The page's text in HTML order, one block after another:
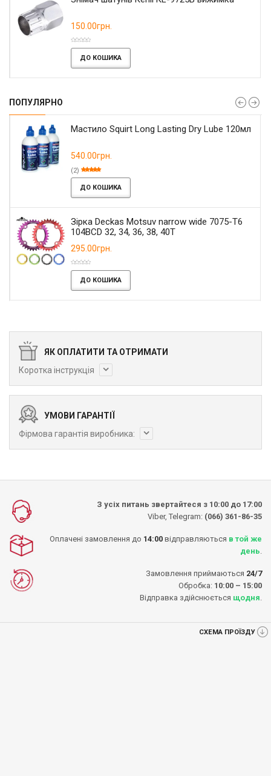
150.00грн.
ДО КОШИКА
ПОПУЛЯРНО
Мастило Squirt Long Lasting Dry Lube 120мл
540.00грн.
(2)
ДО КОШИКА
Зірка Deckas Motsuv narrow wide 7075-T6
104BCD 32, 34, 36, 38, 40T
295.00грн.
ДО КОШИКА
ЯК ОПЛАТИТИ ТА ОТРИМАТИ
Коротка інструкція
УМОВИ ГАРАНТІЇ
Фірмова гарантія виробника:
З усіх питань звертайтеся з 10:00 до 17:00
Viber, Telegram: (066) 361-86-35
Оплачені замовлення до 14:00 відправляються в той же
день
Замовлення приймаються 24/7
Обробка: 10:00 – 15:00
Відправка здійснюється щодня
СХЕМА ПРОЇЗДУ